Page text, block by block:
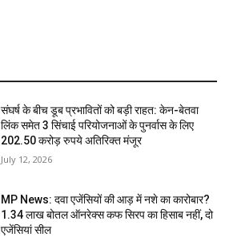
संघर्ष के बीच डूब प्रभावितों को बड़ी राहत: केन-बेतवा
लिंक समेत 3 सिंचाई परियोजनाओं के पुनर्वास के लिए
202.50 करोड़ रुपये अतिरिक्त मंजूर
July 12, 2026
MP News: दवा एजेंसियों की आड़ में नशे का कारोबार?
1.34 लाख बोतल ऑनरेक्स कफ सिरप का हिसाब नहीं, दो
एजेंसियां सील